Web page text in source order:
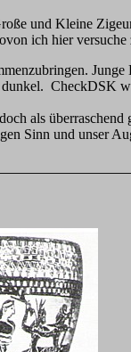
und Kleine
ich hier versuche
dunkel. CheckDSK
als überraschend
Sinn und unser